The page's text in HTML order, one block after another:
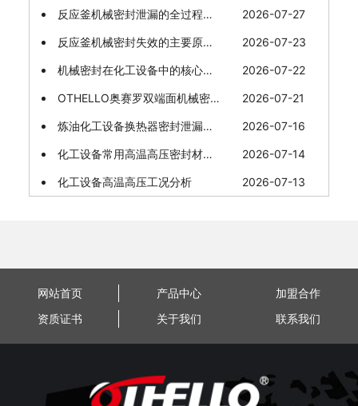
反应釜机械密封泄漏的全过程防控策略 2026-07-27
反应釜机械密封失效的主要原因分析 2026-07-23
机械密封在化工设备中的核心价值体现 2026-07-22
OTHELLO奥赛罗双端面机械密封：工业防泄漏的"双重保险" 2026-07-21
炼油化工设备换热器密封泄漏问题的处理措施 2026-07-16
化工设备常用高温高压密封材料特性与选择 2026-07-14
化工设备高温高压工况分析 2026-07-13
网站首页 产品中心
加盟合作
资质证书
关于我们 联系我们